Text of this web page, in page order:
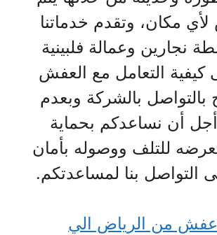
مكان، وتقدم خدماتنا
نجارين وعمالة فلبينية
كيفية التعامل مع العفش
بالتواصل بالشركة وبعدم
أجل أن نساعدكم بحماية
للتلف ووصوله بأمان
التواصل بنا لمساعدتكم.
من الرياض الي